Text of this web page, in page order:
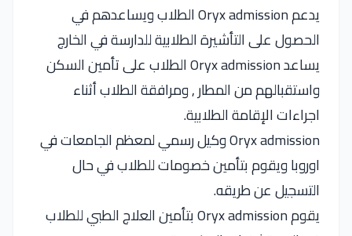
يدعم Oryx admission الطلاب ويساعدهم في
الحصول على التأشيرة الطلابية للدارسة في الخارج
يساعد Oryx admission الطلاب على تأمين السكن
واستقبالهم من المطار , ومرافقة الطلاب أثناء
اجراءات الإقامة الطلابية.
Oryx admission وكيل رسمي لمعظم الجامعات في
اوروبا ويقوم بتأمين خصومات للطلاب في حال
التسجيل عن طريقه.
يقوم Oryx admission بتأمين العلاج الطبي للطلاب